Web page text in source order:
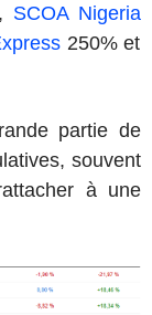
SCOA Nigeria
250% et
partie de
souvent
à une